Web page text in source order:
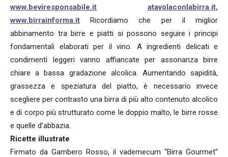
www.beviresponsabile.it
atavolaconlabirra.it,
www.birrainforma.it Ricordiamo che per il miglior
abbinamento tra birre e piatti si possono seguire i principi
fondamentali elaborati per il vino. A ingredienti delicati e
condimenti leggeri vanno affiancate per assonanza birre
chiare a bassa gradazione alcolica. Aumentando sapidità,
grassezza e speziatura del piatto, è necessario invece
scegliere per contrasto una birra di più alto contenuto alcolico
e di corpo più strutturato come le doppio malto, le birre rosse
e quelle d’abbazia.
Ricette illustrate
Firmato da Gambero Rosso, il vademecum “Birra Gourmet”